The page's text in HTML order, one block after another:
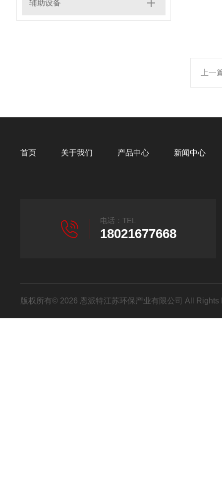
辅助设备
上一
首页 关于我们 产品中心 新闻中心
电话：TEL
18021677668
版权所有© 2026 恩派特江苏环保产业有限公司 All